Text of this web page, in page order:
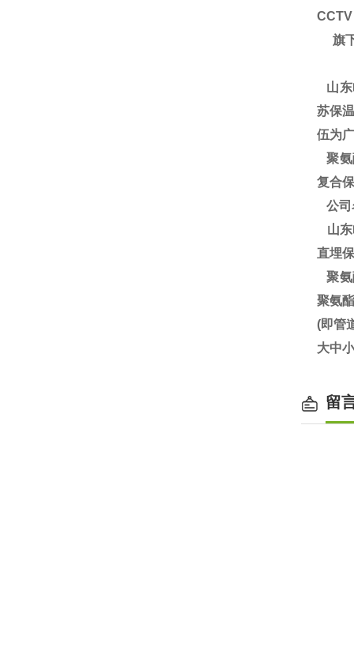
旗下
山东
苏保
伍为
聚
复合
公司
山东
直埋
聚氨
聚氨
(即管
大中
留